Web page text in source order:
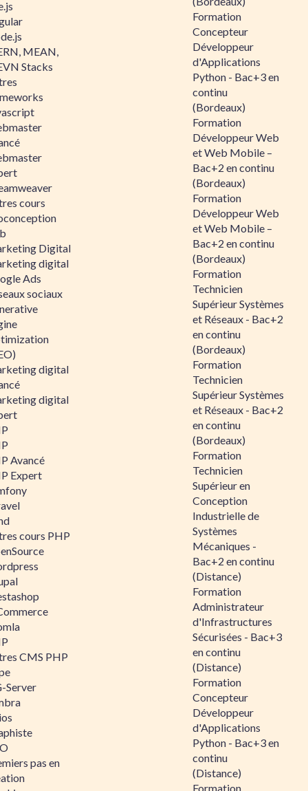
MEAN,
Stacks
cours
Digital
digital
Ads
sociaux
digital
digital
Avancé
Expert
cours PHP
CMS PHP
Server
pas en
Formation
Concepteur
Développeur
d'Applications
Python - Bac+3 en
continu
(Bordeaux)
Formation
Développeur Web
et Web Mobile –
Bac+2 en continu
(Bordeaux)
Formation
Développeur Web
et Web Mobile –
Bac+2 en continu
(Bordeaux)
Formation
Technicien
Supérieur Systèmes
et Réseaux - Bac+2
en continu
(Bordeaux)
Formation
Technicien
Supérieur Systèmes
et Réseaux - Bac+2
en continu
(Bordeaux)
Formation
Technicien
Supérieur en
Conception
Industrielle de
Systèmes
Mécaniques -
Bac+2 en continu
(Distance)
Formation
Administrateur
d'Infrastructures
Sécurisées - Bac+3
en continu
(Distance)
Formation
Concepteur
Développeur
d'Applications
Python - Bac+3 en
continu
(Distance)
Formation